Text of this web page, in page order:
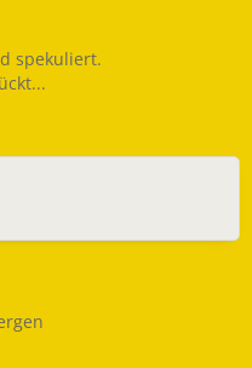
spekuliert.